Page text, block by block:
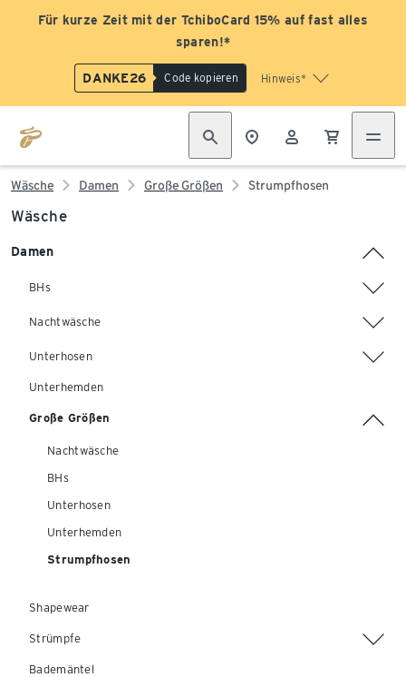
Für kurze Zeit mit der TchiboCard 15% auf fast alles
sparen!*
DANKE26 Code kopieren Hinweis*
Wäsche Damen Große Größen Strumpfhosen
Wäsche
Damen
BHs
Nachtwäsche
Unterhosen
Unterhemden
Große Größen
Nachtwäsche
BHs
Unterhosen
Unterhemden
Strumpfhosen
Shapewear
Strümpfe
Bademäntel